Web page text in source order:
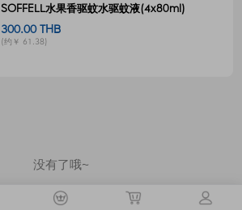
SOFFELL水果香驱蚊水驱蚊液(4x80ml)
300.00 THB
(约￥ 61.38)
没有了哦~